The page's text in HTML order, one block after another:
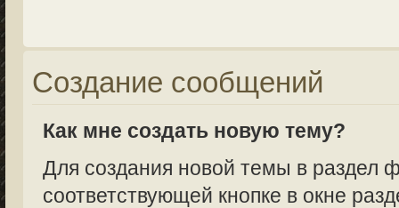
Создание сообщений
Как мне создать новую тему?
Для создания новой темы в раздел
соответствующей кнопке в окне